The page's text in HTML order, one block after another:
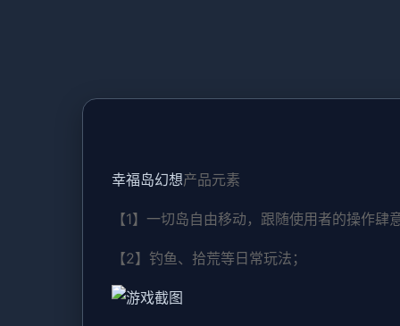
幸福岛幻想产品元素
【1】一切岛自由移动，跟随使用者的操作肆
【2】钓鱼、拾荒等日常玩法；